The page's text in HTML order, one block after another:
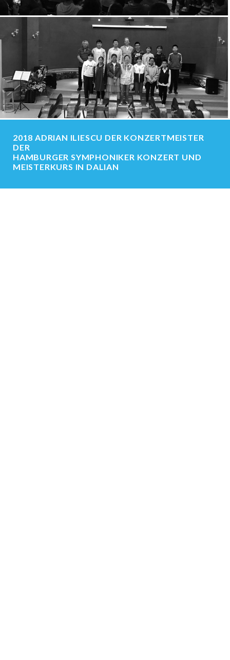
2018 ADRIAN ILIESCU DER KONZERTMEISTER
DER
HAMBURGER SYMPHONIKER KONZERT UND
MEISTERKURS IN DALIAN